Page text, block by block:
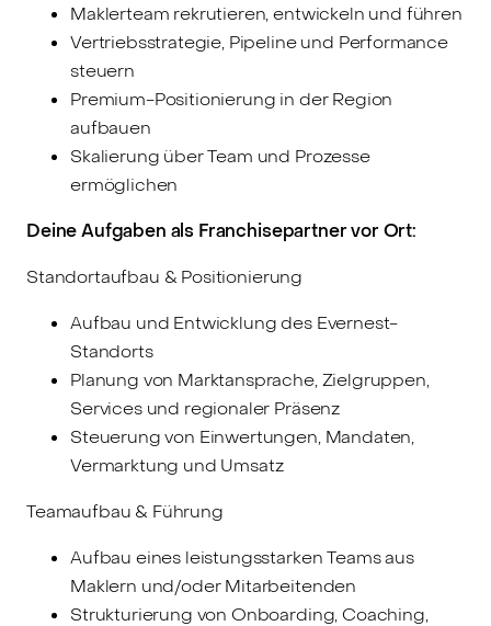
Maklerteam rekrutieren, entwickeln und führen
Vertriebsstrategie, Pipeline und Performance
steuern
Premium-Positionierung in der Region
aufbauen
Skalierung über Team und Prozesse
ermöglichen
Deine Aufgaben als Franchisepartner vor Ort:
Standortaufbau & Positionierung
Aufbau und Entwicklung des Evernest-
Standorts
Planung von Marktansprache, Zielgruppen,
Services und regionaler Präsenz
Steuerung von Einwertungen, Mandaten,
Vermarktung und Umsatz
Teamaufbau & Führung
Aufbau eines leistungsstarken Teams aus
Maklern und/oder Mitarbeitenden
Strukturierung von Onboarding, Coaching,